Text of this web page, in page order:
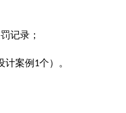
记录；
计案例 1个） 。